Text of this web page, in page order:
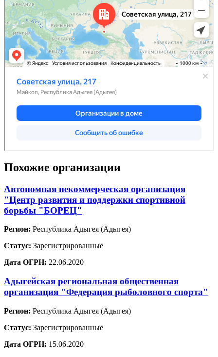
Похожие организации
Автономная некоммерческая организация
"Центр развития и поддержки спортивной
борьбы "БОРЕЦ"
Регион: Республика Адыгея (Адыгея)
Статус: Зарегистрированные
Дата ОГРН: 22.06.2020
Адыгейская региональная общественная
организация "Федерация рыболовного спорта"
Регион: Республика Адыгея (Адыгея)
Статус: Зарегистрированные
Дата ОГРН: 15.06.2020